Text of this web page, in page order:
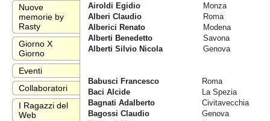
Nuove
memorie by
Rasty
Giorno X
Giorno
Eventi
Collaboratori
I Ragazzi del
Web
Airoldi Egidio
Monza
Alberi Claudio
Roma
Alberici Renato
Modena
Alberti Benedetto
Savona
Alberti Silvio Nicola
Genova
Babusci Francesco
Roma
Baci Alcide
La Spezia
Bagnati Adalberto
Civitavecchia
Bagossi Claudio
Genova